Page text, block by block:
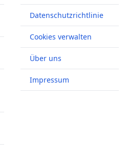
Datenschutzrichtlinie
Cookies verwalten
Über uns
Impressum